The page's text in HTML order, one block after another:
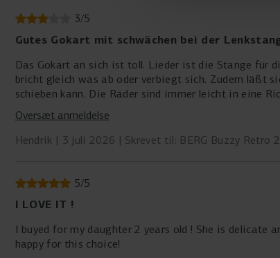
3/5
Gutes Gokart mit schwächen bei der
Das Gokart an sich ist toll. Lieder ist die Stange für
bricht gleich was ab oder verbiegt sich. Zudem läßt
schieben kann. Die Räder sind immer leicht in eine
ausüben muss um die Voderräder in die Luft zu
bekommen.
Ohne die Stange läßt es sich gut fahren wenn das
Oversæt anmeldelse
Hendrik
3 juli 2026 Skrevet til: BERG Buzzy Retro
5/5
I LOVE IT !
I buyed for my daughter 2 years old ! She is delicate
happy for this choice!